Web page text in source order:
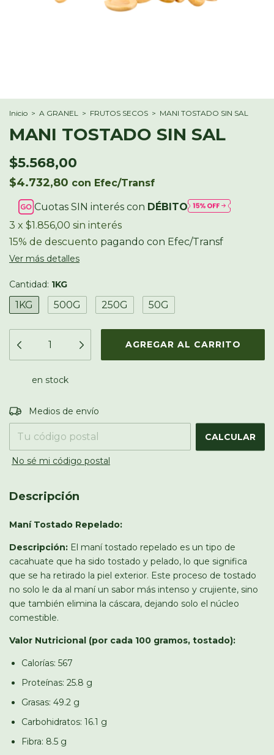
Inicio > A GRANEL > FRUTOS SECOS > MANI TOSTADO SIN SAL
MANI TOSTADO SIN SAL
$5.568,00
$4.732,80 con Efec/Transf
Cuotas SIN interés con DÉBITO
3 x $1.856,00 sin interés
15% de descuento pagando con Efec/Transf
Ver más detalles
Cantidad: 1KG
1KG 500G 250G 50G
en stock
Entregas para el CP:
Medios de envío
CALCULAR
No sé mi código postal
Descripción
Maní Tostado Repelado:
Descripción: El maní tostado repelado es un tipo de
cacahuate que ha sido tostado y pelado, lo que significa
que se ha retirado la piel exterior. Este proceso de tostado
no solo le da al maní un sabor más intenso y crujiente, sino
que también elimina la cáscara, dejando solo el núcleo
comestible.
Valor Nutricional (por cada 100 gramos, tostado):
Calorías: 567
Proteínas: 25.8 g
Grasas: 49.2 g
Carbohidratos: 16.1 g
Fibra: 8.5 g